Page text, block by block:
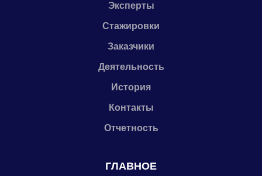
Эксперты
Стажировки
Заказчики
Деятельность
История
Контакты
Отчетность
ГЛАВНОЕ